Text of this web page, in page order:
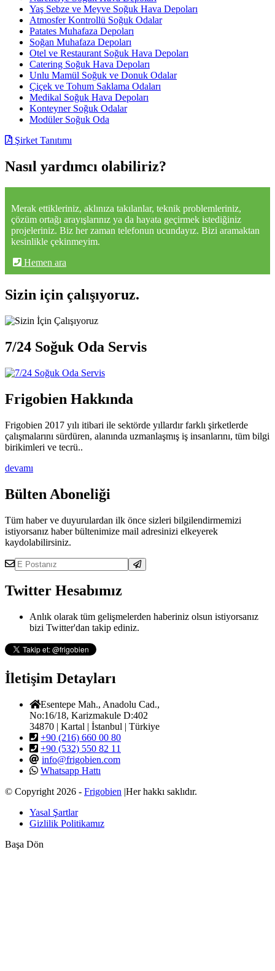
Yaş Sebze ve Meyve Soğuk Hava Depoları
Atmosfer Kontrollü Soğuk Odalar
Patates Muhafaza Depoları
Soğan Muhafaza Depoları
Otel ve Restaurant Soğuk Hava Depoları
Catering Soğuk Hava Depoları
Unlu Mamül Soğuk ve Donuk Odalar
Çiçek ve Tohum Saklama Odaları
Medikal Soğuk Hava Depoları
Konteyner Soğuk Odalar
Modüler Soğuk Oda
Şirket Tanıtımı
Nasıl yardımcı olabiliriz?
Merak ettikleriniz, aklınıza takılanlar, teknik problemleriniz,
çözüm ortağı arayışlarınız ya da hayata geçirmek istediğiniz
projeleriniz. Biz her zaman telefonun ucundayız. Bizi aramaktan
kesinlikle çekinmeyim.
Hemen ara
Sizin için çalışıyoruz.
7/24 Soğuk Oda Servis
Frigobien Hakkında
Frigobien 2017 yılı itibari ile sektörde yıllardır farklı şirketlerde
çalışmalarını sürdüren, alanında uzmanlaşmış iş insanlarını, tüm bilgi
birikimleri ve tecrü..
devamı
Bülten Aboneliği
Tüm haber ve duyurulardan ilk önce sizleri bilgilendirmemizi
istiyorsanız haber bültenimize mail adresinizi elkeyerek
kaydolabilirsiniz.
Twitter Hesabımız
Anlık olarak tüm gelişmelerden haberiniz olsun istiyorsanız
bizi Twitter'dan takip ediniz.
İletişim Detayları
Esentepe Mah., Anadolu Cad.,
No:16/18, Karizmakule D:402
34870 | Kartal | İstanbul | Türkiye
+90 (216) 660 00 80
+90 (532) 550 82 11
info@frigobien.com
Whatsapp Hattı
© Copyright 2026 - Frigobien |Her hakkı saklıdır.
Yasal Şartlar
Gizlilik Politikamız
Başa Dön